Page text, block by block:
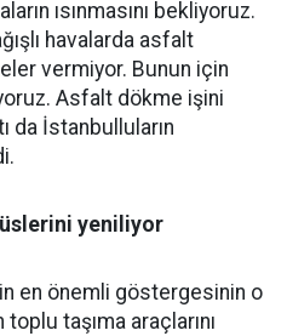
ısınmasını bekliyoruz.
havalarda asfalt
vermiyor. Bunun için
Asfalt dökme işini
da İstanbulluların
yeniliyor
en önemli göstergesinin o
taşıma araçlarını